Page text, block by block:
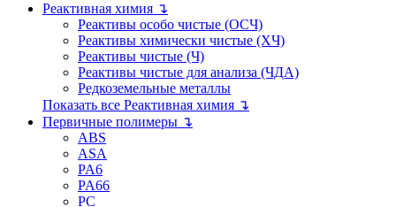
Реактивная химия ↴
Реактивы особо чистые (ОСЧ)
Реактивы химически чистые (ХЧ)
Реактивы чистые (Ч)
Реактивы чистые для анализа (ЧДА)
Редкоземельные металлы
Показать все Реактивная химия ↴
Первичные полимеры ↴
ABS
ASA
PA6
PA66
PC